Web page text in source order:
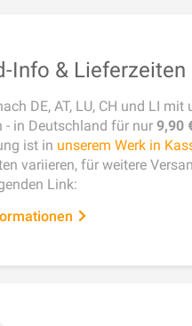
Info & Lieferzeiten
DE, AT, LU, CH und LI
- in Deutschland für nur 9,90
ist in unserem Werk in
variieren, für weitere
Link: